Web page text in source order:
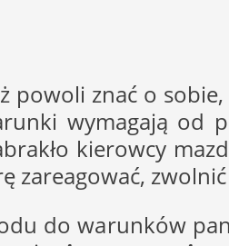
znać o
wymagają od
kierowcy
zareagować,
do warunków